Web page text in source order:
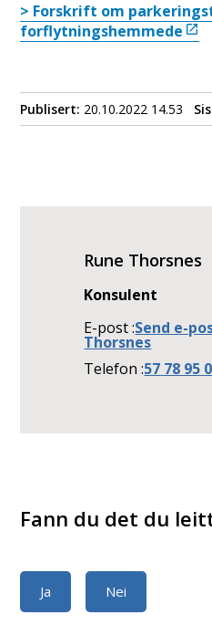
> Forskrift om
forflytningshemmede
Publisert 20.10.2022 14.53
Rune Thorsnes
Konsulent
E-postSend e-
Thorsnes
Telefon57 78 95
Fann du det du
Ja Nei